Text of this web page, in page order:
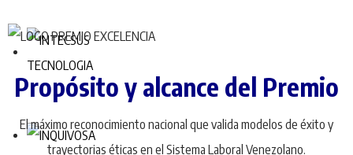
Propósito y alcance del Premio
El máximo reconocimiento nacional que valida modelos de éxito y
trayectorias éticas en el Sistema Laboral Venezolano.